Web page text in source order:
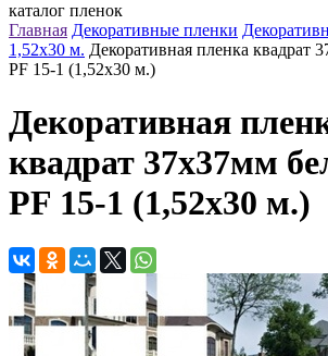
каталог пленок
Главная Декоративные пленки
1,52х30 м. Декоративная пленка квадрат
PF 15-1 (1,52х30 м.)
Декоративная
квадрат 37х37мм
PF 15-1 (1,52х30 м.)